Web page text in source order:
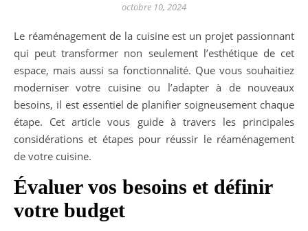
octobre 10, 2024
Le réaménagement de la cuisine est un projet passionnant
qui peut transformer non seulement l’esthétique de cet
espace, mais aussi sa fonctionnalité. Que vous souhaitiez
moderniser votre cuisine ou l’adapter à de nouveaux
besoins, il est essentiel de planifier soigneusement chaque
étape. Cet article vous guide à travers les principales
considérations et étapes pour réussir le réaménagement
de votre cuisine.
Évaluer vos besoins et définir
votre budget